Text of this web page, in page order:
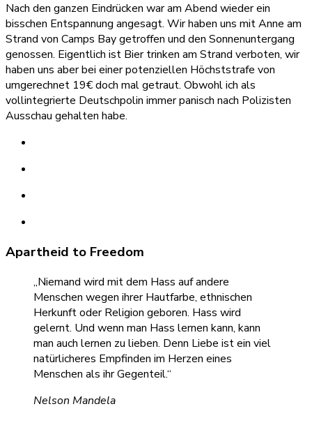
Nach den ganzen Eindrücken war am Abend wieder ein
bisschen Entspannung angesagt. Wir haben uns mit Anne am
Strand von Camps Bay getroffen und den Sonnenuntergang
genossen. Eigentlich ist Bier trinken am Strand verboten, wir
haben uns aber bei einer potenziellen Höchststrafe von
umgerechnet 19€ doch mal getraut. Obwohl ich als
vollintegrierte Deutschpolin immer panisch nach Polizisten
Ausschau gehalten habe.
Apartheid to Freedom
„Niemand wird mit dem Hass auf andere
Menschen wegen ihrer Hautfarbe, ethnischen
Herkunft oder Religion geboren. Hass wird
gelernt. Und wenn man Hass lernen kann, kann
man auch lernen zu lieben. Denn Liebe ist ein viel
natürlicheres Empfinden im Herzen eines
Menschen als ihr Gegenteil.“
Nelson Mandela